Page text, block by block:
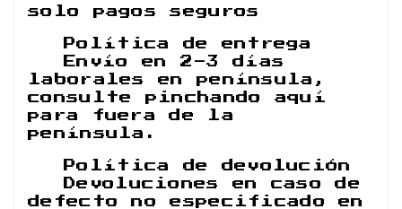
solo pagos seguros
Política de entrega
Envío en 2-3 días
laborales en península,
consulte pinchando aquí
para fuera de la
península.
Política de devolución
Devoluciones en caso de
defecto no especificado en